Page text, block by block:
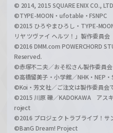
© 2014, 2015 SQUARE ENIX CO.,
©TYPE-MOON・ufotable・FSNPC
©2015 ひろやまひろし・TYPE-
リヤ ツヴァイ ヘルツ！」製作委員会
©2016 DMM.com POWERCHORD
Reserved.
©赤塚不二夫／おそ松さん製作委員会
©高橋留美子・小学館／NHK・NEP
©Koi・芳文社／ご注文は製作委員会
©2015 川原 礫／KADOKAWA アス
roject
©2016 プロジェクトラブライブ！サ
©BanG Dream! Project